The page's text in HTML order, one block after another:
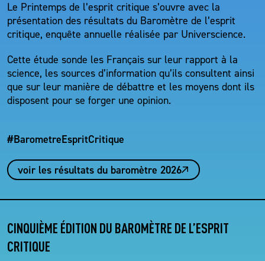
Le Printemps de l’esprit critique s’ouvre avec la
présentation des résultats du Baromètre de l’esprit
critique, enquête annuelle réalisée par Universcience.
Cette étude sonde les Français sur leur rapport à la
science, les sources d’information qu’ils consultent ainsi
que sur leur manière de débattre et les moyens dont ils
disposent pour se forger une opinion.
#BarometreEspritCritique
voir les résultats du baromètre 2026
CINQUIÈME ÉDITION DU BAROMÈTRE DE L’ESPRIT
CRITIQUE